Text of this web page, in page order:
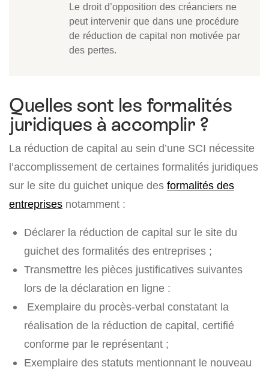
Le droit d’opposition des créanciers ne
peut intervenir que dans une procédure
de réduction de capital non motivée par
des pertes.
Quelles sont les formalités
juridiques à accomplir ?
La réduction de capital au sein d’une SCI nécessite
l’accomplissement de certaines formalités juridiques
sur le site du guichet unique des formalités des
entreprises notamment :
Déclarer la réduction de capital sur le site du
guichet des formalités des entreprises ;
Transmettre les pièces justificatives suivantes
lors de la déclaration en ligne :
Exemplaire du procès-verbal constatant la
réalisation de la réduction de capital, certifié
conforme par le représentant ;
Exemplaire des statuts mentionnant le nouveau